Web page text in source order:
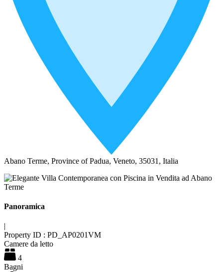
Abano Terme, Province of Padua, Veneto, 35031, Italia
Panoramica
|
Property ID : PD_AP0201VM
Camere da letto
4
Bagni